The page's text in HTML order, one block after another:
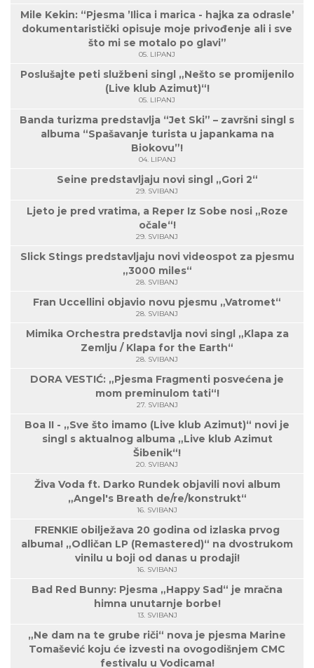
Mile Kekin: “Pjesma ’Ilica i marica - hajka za odrasle’
dokumentaristički opisuje moje privođenje ali i sve
što mi se motalo po glavi”
05. LIPANJ
Poslušajte peti službeni singl „Nešto se promijenilo
(Live klub Azimut)“!
05. LIPANJ
Banda turizma predstavlja “Jet Ski” – završni singl s
albuma “Spašavanje turista u japankama na
Biokovu”!
04. LIPANJ
Seine predstavljaju novi singl „Gori 2“
29. SVIBANJ
Ljeto je pred vratima, a Reper Iz Sobe nosi „Roze
očale“!
29. SVIBANJ
Slick Stings predstavljaju novi videospot za pjesmu
„3000 miles“
28. SVIBANJ
Fran Uccellini objavio novu pjesmu „Vatromet“
28. SVIBANJ
Mimika Orchestra predstavlja novi singl „Klapa za
Zemlju / Klapa for the Earth“
28. SVIBANJ
DORA VESTIĆ: „Pjesma Fragmenti posvećena je
mom preminulom tati“!
27. SVIBANJ
Boa II - „Sve što imamo (Live klub Azimut)“ novi je
singl s aktualnog albuma „Live klub Azimut
Šibenik“!
20. SVIBANJ
Živa Voda ft. Darko Rundek objavili novi album
„Angel's Breath de/re/konstrukt“
16. SVIBANJ
FRENKIE obilježava 20 godina od izlaska prvog
albuma! „Odličan LP (Remastered)“ na dvostrukom
vinilu u boji od danas u prodaji!
16. SVIBANJ
Bad Red Bunny: Pjesma „Happy Sad“ je mračna
himna unutarnje borbe!
13. SVIBANJ
„Ne dam na te grube riči“ nova je pjesma Marine
Tomašević koju će izvesti na ovogodišnjem CMC
festivalu u Vodicama!